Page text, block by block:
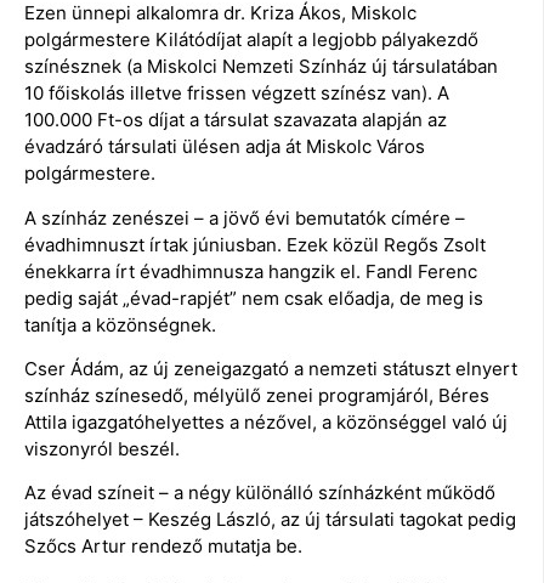
Ezen ünnepi alkalomra dr. Kriza Ákos, Miskolc
polgármestere Kilátódíjat alapít a legjobb pályakezdő
színésznek (a Miskolci Nemzeti Színház új társulatában
10 főiskolás illetve frissen végzett színész van). A
100.000 Ft-os díjat a társulat szavazata alapján az
évadzáró társulati ülésen adja át Miskolc Város
polgármestere.
A színház zenészei – a jövő évi bemutatók címére –
évadhimnuszt írtak júniusban. Ezek közül Regős Zsolt
énekkarra írt évadhimnusza hangzik el. Fandl Ferenc
pedig saját „évad-rapjét” nem csak előadja, de meg is
tanítja a közönségnek.
Cser Ádám, az új zeneigazgató a nemzeti státuszt elnyert
színház színesedő, mélyülő zenei programjáról, Béres
Attila igazgatóhelyettes a nézővel, a közönséggel való új
viszonyról beszél.
Az évad színeit – a négy különálló színházként működő
játszóhelyet – Keszég László, az új társulati tagokat pedig
Szőcs Artur rendező mutatja be.